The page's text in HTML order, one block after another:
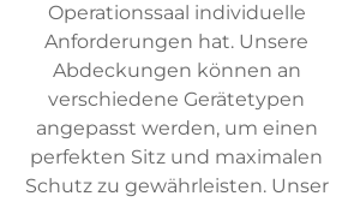
Operationssaal individuelle
Anforderungen hat. Unsere
Abdeckungen können an
verschiedene Gerätetypen
angepasst werden, um einen
perfekten Sitz und maximalen
Schutz zu gewährleisten. Unser